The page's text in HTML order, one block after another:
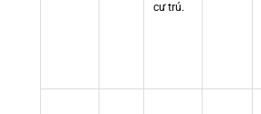
cư trú.